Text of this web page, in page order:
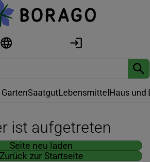
SaatgutLebensmittel Haus und
ist aufgetreten
Seite neu laden
Zurück zur Startseite